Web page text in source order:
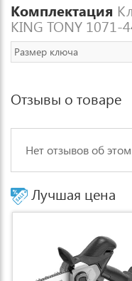
Комплектация
KING TONY 1071-
Размер ключа
Отзывы о товаре
Нет отзывов об
Лучшая цена